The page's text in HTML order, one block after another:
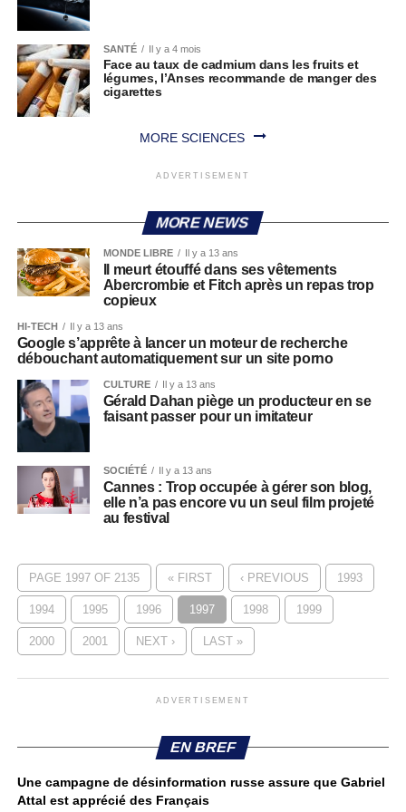
SANTÉ Il y a 4 mois
Face au taux de cadmium dans les fruits et
légumes, l’Anses recommande de manger des
cigarettes
MORE SCIENCES
ADVERTISEMENT
MORE NEWS
MONDE LIBRE Il y a 13 ans
Il meurt étouffé dans ses vêtements
Abercrombie et Fitch après un repas trop
copieux
HI-TECH Il y a 13 ans
Google s’apprête à lancer un moteur de recherche
débouchant automatiquement sur un site porno
CULTURE Il y a 13 ans
Gérald Dahan piège un producteur en se
faisant passer pour un imitateur
SOCIÉTÉ Il y a 13 ans
Cannes : Trop occupée à gérer son blog,
elle n’a pas encore vu un seul film projeté
au festival
PAGE 1997 OF 2135 « FIRST ‹ PREVIOUS 1993
1994 1995 1996 1997 1998 1999
2000 2001 NEXT › LAST »
ADVERTISEMENT
EN BREF
Une campagne de désinformation russe assure que Gabriel
Attal est apprécié des Français